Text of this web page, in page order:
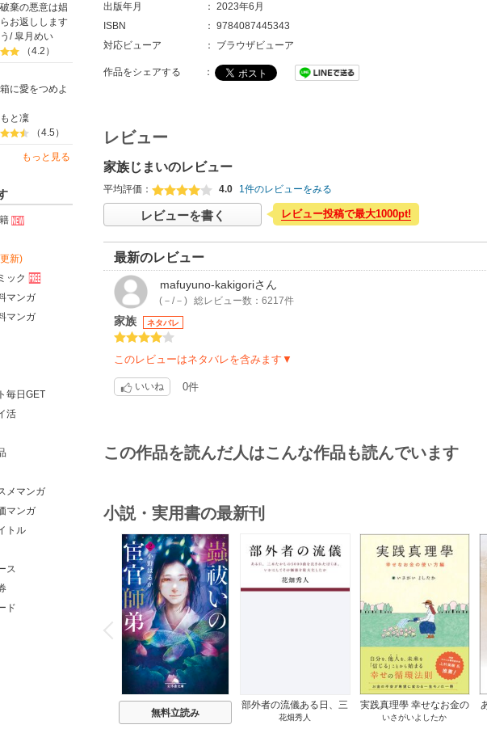
棄の悪意は娼
お返しします
/皐月めい
（4.2）
に愛をつめよ
と凜
（4.5）
もっと見る
新)
ック
マンガ
マンガ
毎日GET
活
メマンガ
マンガ
トル
ス
ド
出版年月
： 2023年6月
ISBN
： 9784087445343
対応ビューア
： ブラウザビューア
作品をシェアする ：
レビュー
家族じまいのレビュー
平均評価： 4.0 1件のレビューをみる
レビューを書く レビュー投稿で最大1000pt!
最新のレビュー
mafuyuno-kakigoriさん
(－/－) 総レビュー数：6217件
家族 ネタバレ
このレビューはネタバレを含みます▼
いいね 0件
この作品を読んだ人はこんな作品も読んでいます
小説・実用書の最新刊
P
r
e
v
i
o
u
s
無料立読み
部外者の流儀ある日、三
木たかしの5000曲を託さ
花畑秀人
実践真理學 幸せなお金の
使い方編 1巻
いさがいよしたか